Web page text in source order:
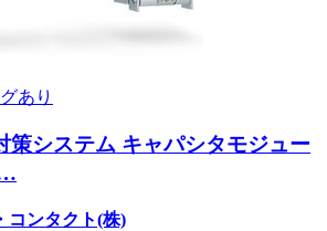
策システム キャパシタモジュー
コンタクト(株)